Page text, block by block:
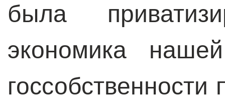
была
экономика
госсобственности